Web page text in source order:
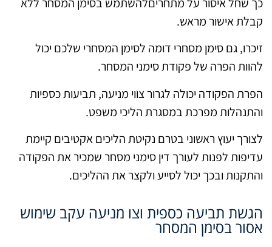
קבלת אישור מראש.
זיכרו, גם סימן מסחרי דומה לסימן המסחרי שלכם יכול
להוות הפרה של פקודת סימני המסחר.
הפרת הפקודה יכולה לגרור צווי מניעה, תביעות כספיות
והתנהלות מפרכת במסגרת הליכי משפט.
לצורך יעוץ ראשוני בטרם נקיטת הליכים אקטיבים קיימת
עדיפות לפנות לעורך דין סימני מסחר שמכיר את הפקודה
והתקנות ובכך יכול לסייע ולקצר את ההליכים.
הגשת תביעה כספית וצו מניעה עקב שימוש
אסור בסימן המסחר